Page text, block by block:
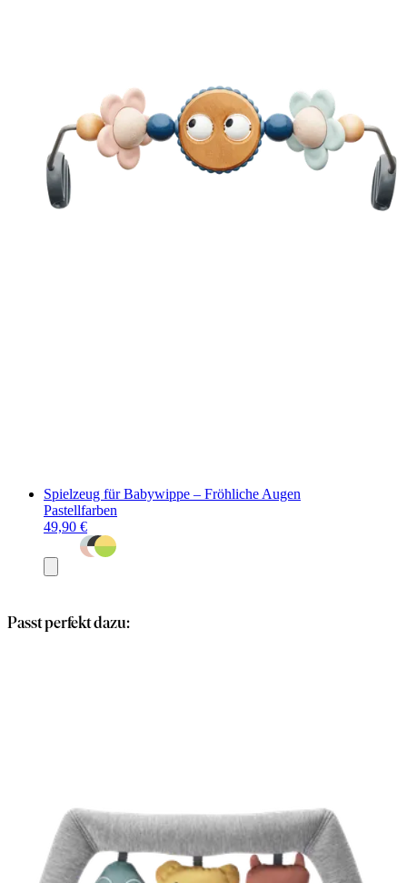
Spielzeug für Babywippe – Fröhliche Augen
Pastellfarben
49,90 €
den
Passt perfekt dazu: